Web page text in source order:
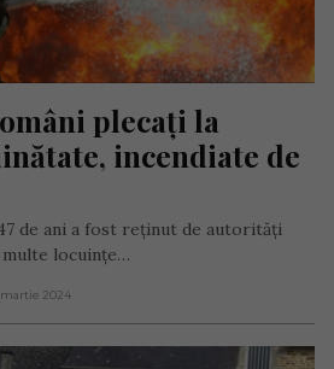
plecați la
incendiate de
de ani a fost reținut de autorități
multe locuințe…
2024